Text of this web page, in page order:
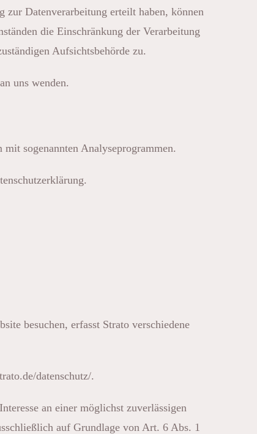
zur Datenverarbeitung erteilt haben, können
die Einschränkung der Verarbeitung
Aufsichtsbehörde zu.
uns wenden.
sogenannten Analyseprogrammen.
besuchen, erfasst Strato verschiedene
datenschutz/.
an einer möglichst zuverlässigen
auf Grundlage von Art. 6 Abs. 1